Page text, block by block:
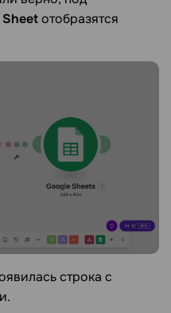
отобразятся
строка с